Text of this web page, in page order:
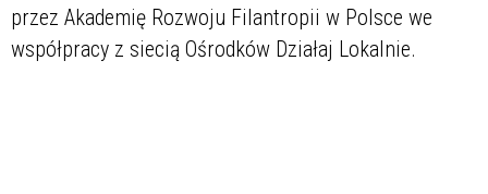
przez Akademię Rozwoju Filantropii w Polsce we
współpracy z siecią Ośrodków Działaj Lokalnie.